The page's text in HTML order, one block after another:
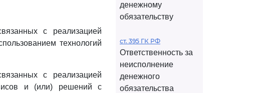
с реализацией
технологий
с реализацией
и (или) решений с
денежному
обязательству
ст. 395 ГК РФ
Ответственность за
неисполнение
денежного
обязательства